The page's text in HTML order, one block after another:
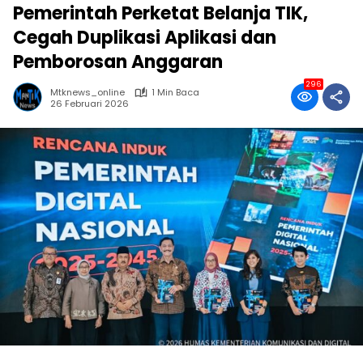
Pemerintah Perketat Belanja TIK,
Cegah Duplikasi Aplikasi dan
Pemborosan Anggaran
Mtknews_online
1 Min Baca
26 Februari 2026
296